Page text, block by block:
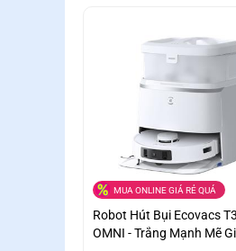
MUA ONLINE GIÁ RẺ QUÁ
Robot Hút Bụi Ecovacs
OMNI - Trắng Mạnh Mẽ